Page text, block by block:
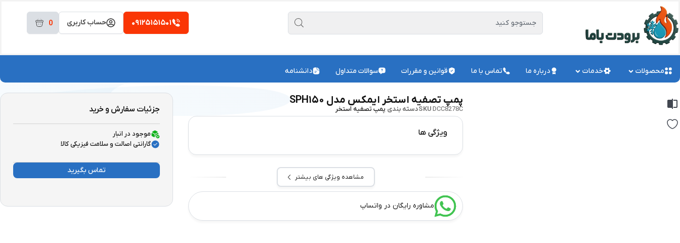
0 حساب کاربری ۰۹۱۲۵۱۵۱۵۰۱
محصولات خدمات درباره ما تماس با ما قوانین و مقررات سوالات متداول دانشنامه
پمپ تصفیه استخر ایمکس مدل SPH۱۵۰
SKUDCC8278C دسته بندی پمپ تصفیه استخر
ویژگی ها
مشاهده ویژگی های بیشتر
مشاوره رایگان در واتساپ
جزئیات سفارش و خرید
موجود در انبار
گارانتی اصالت و سلامت فیزیکی کالا
تماس بگیرید